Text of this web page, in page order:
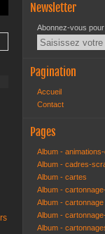
Newsletter
Abonnez-vous
Pagination
Accueil
Contact
Pages
Album -
Album - cadres-
Album - cartes
Album -
Album -
Album -
Album -